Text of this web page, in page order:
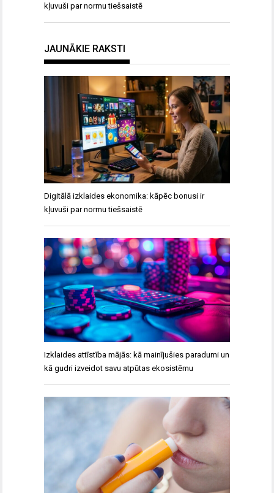
kļuvuši par normu tiešsaistē
JAUNĀKIE RAKSTI
Digitālā izklaides ekonomika: kāpēc bonusi ir
kļuvuši par normu tiešsaistē
Izklaides attīstība mājās: kā mainījušies paradumi un
kā gudri izveidot savu atpūtas ekosistēmu